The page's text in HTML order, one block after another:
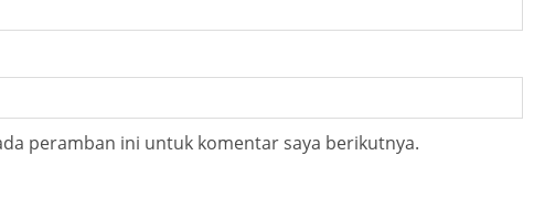
peramban ini untuk komentar saya berikutnya.